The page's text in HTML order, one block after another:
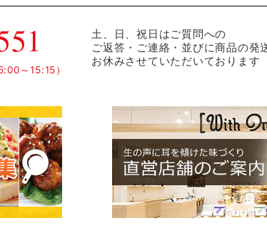
～15:15）
土、日、祝日はご質問への
ご返答・ご連絡・並びに商品の発
お休みさせていただいております